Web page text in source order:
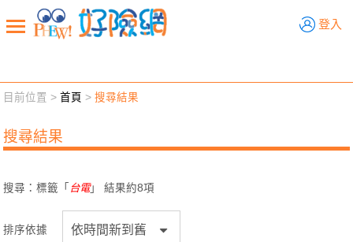
登入
新聞觀點 業務交流
退休先準備 好險學堂 輔銷工具 活動專區
目前位置 >首頁 >搜尋結果
搜尋結果
搜尋：標籤「 台電」 結果約8項
排序依據